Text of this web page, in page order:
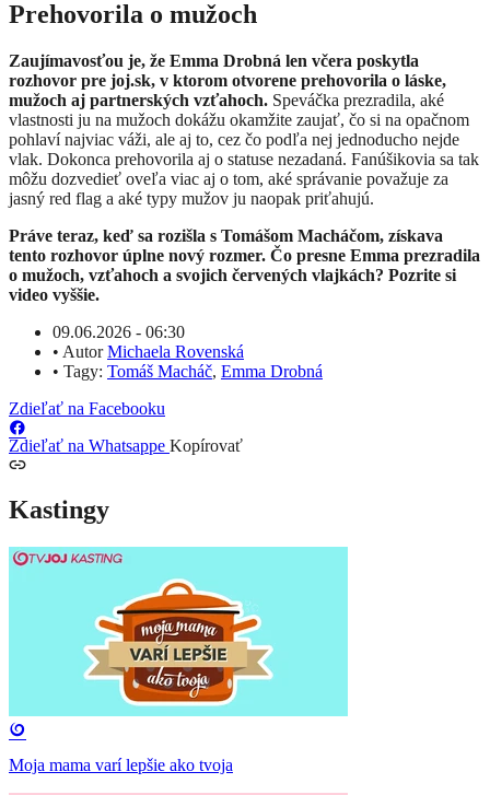
Prehovorila o mužoch
Zaujímavosťou je, že Emma Drobná len včera poskytla
rozhovor pre joj.sk, v ktorom otvorene prehovorila o láske,
mužoch aj partnerských vzťahoch. Speváčka prezradila, aké
vlastnosti ju na mužoch dokážu okamžite zaujať, čo si na opačnom
pohlaví najviac váži, ale aj to, cez čo podľa nej jednoducho nejde
vlak. Dokonca prehovorila aj o statuse nezadaná. Fanúšikovia sa tak
môžu dozvedieť oveľa viac aj o tom, aké správanie považuje za
jasný red flag a aké typy mužov ju naopak priťahujú.
Práve teraz, keď sa rozišla s Tomášom Macháčom, získava
tento rozhovor úplne nový rozmer. Čo presne Emma prezradila
o mužoch, vzťahoch a svojich červených vlajkách? Pozrite si
video vyššie.
09.06.2026 - 06:30
• AutorMichaela Rovenská
• Tagy: Tomáš Macháč, Emma Drobná
Zdieľať na Facebooku
Zdieľať na Whatsappe Kopírovať
Kastingy
Moja mama varí lepšie ako tvoja